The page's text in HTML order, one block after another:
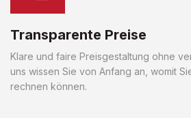
Transparente Preise
Klare und faire Preisgestaltung ohne
uns wissen Sie von Anfang an, womit
rechnen können.